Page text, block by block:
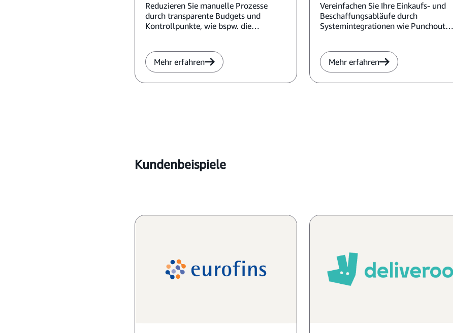
Reduzieren Sie manuelle Prozesse
durch transparente Budgets und
Kontrollpunkte, wie bspw. die
Mehr erfahren
Vereinfachen Sie Ihre Einkaufs- und
Beschaffungsabläufe durch
Systemintegrationen wie Punchout
Mehr erfahren
Kundenbeispiele